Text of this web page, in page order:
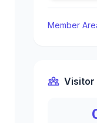
Member
Visitor